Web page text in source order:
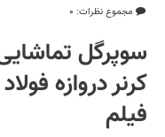
مجموع نظرات: ۰
سوپرگل
کرنر دروازه
فیلم